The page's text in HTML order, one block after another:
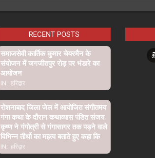
RECENT POSTS
समाजसेवी कार्तिक कुमार चेयरमैन के
संयोजन में जगजीतपुर रोड़ पर भंडारे का
आयोजन
IN: हरिद्वार
रोशनाबाद जिला जेल में आयोजित संगीतमय
गंगा कथा के दौरान कथाव्यास पंडित संजय
कृष्ण ने गंगोत्री से गंगासागर तक पड़ने वाले
विभिन्न तीर्थो का महत्व बताते हुए कहा कि
IN: हरिद्वार